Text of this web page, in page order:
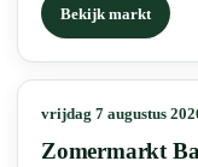
Bekijk markt
vrijdag 7 augustus
Zomermarkt